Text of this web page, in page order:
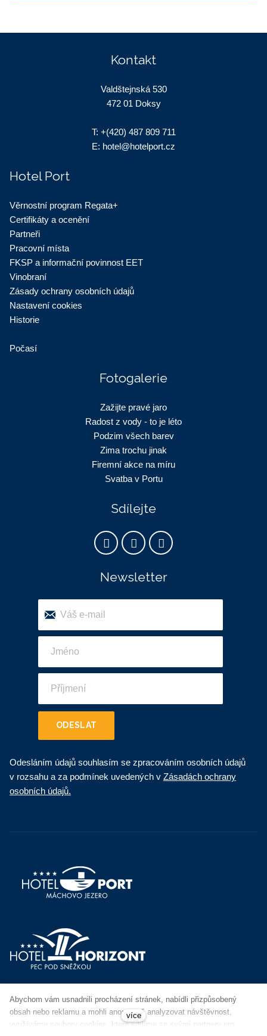
Abychom vám usnadnili procházení stránek, nabídli přizpůsobený
obsah nebo reklamu a mohli anonymně analyzovat návštěvnost,
využíváme soubory cookies, které sdílíme se svými partnery pro
více
Kontakt
Valdštejnská 530
472 01 Doksy
T: +(420) 487 809 711
E: hotel@hotelport.cz
Hotel Port
Věrnostní program Regata+
Certifikáty a ocenění
Partneři
Pracovní místa
FKSP a informační povinnost EET
Vinobraní
Zásady ochrany osobních údajů
Nastavení cookies
Historie
Počasí
Fotogalerie
Zažijte pravé jaro
Radost z vody - to je léto
Podzim všech barev
Zima trochu jinak
Firemní akce na míru
Svatba v Portu
Sdílejte
Newsletter
ODESLAT
Odesláním údajů souhlasím se zpracováním osobních údajů
v rozsahu a za podmínek uvedených v Zásadách ochrany
osobních údajů.
© Tento web běží na solidpixels.